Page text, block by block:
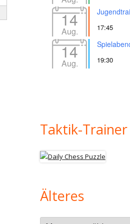
14
Aug. 17:45
14
Aug. 19:30
Taktik-Trainer
Älteres